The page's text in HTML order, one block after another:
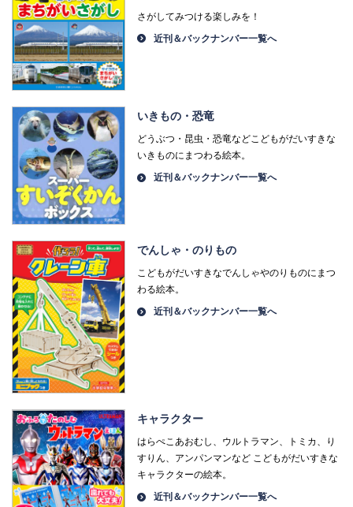
さがしてみつける楽しみを！
近刊＆バックナンバー一覧へ
いきもの・恐竜
どうぶつ・昆虫・恐竜などこどもがだいすきな
いきものにまつわる絵本。
近刊＆バックナンバー一覧へ
でんしゃ・のりもの
こどもがだいすきなでんしゃやのりものにまつ
わる絵本。
近刊＆バックナンバー一覧へ
キャラクター
はらぺこあおむし、ウルトラマン、トミカ、り
すりん、アンパンマンなど こどもがだいすきな
キャラクターの絵本。
近刊＆バックナンバー一覧へ